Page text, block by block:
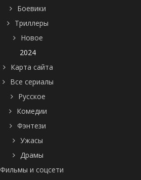
Боевики
Триллеры
Новое
2024
Карта сайта
Все сериалы
Русское
Комедии
Фэнтези
Ужасы
Драмы
Фильмы и соцсети